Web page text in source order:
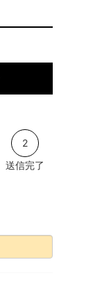
2
送信完了